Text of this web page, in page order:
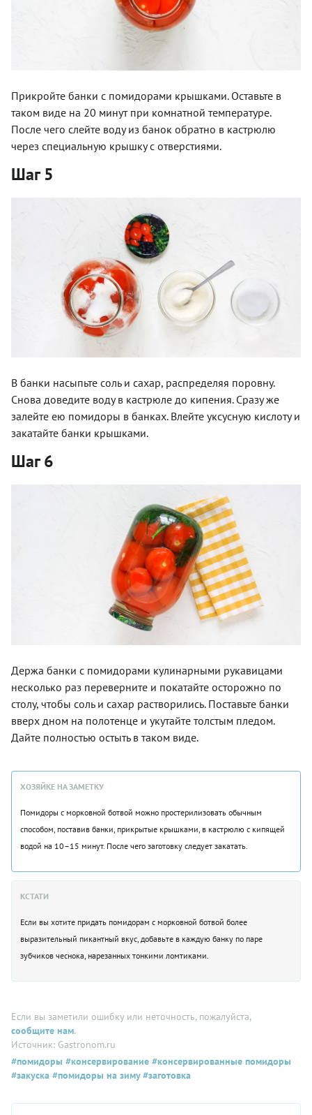
Прикройте банки с помидорами крышками. Оставьте в
таком виде на 20 минут при комнатной температуре.
После чего слейте воду из банок обратно в кастрюлю
через специальную крышку с отверстиями.
Шаг 5
В банки насыпьте соль и сахар, распределяя поровну.
Снова доведите воду в кастрюле до кипения. Сразу же
залейте ею помидоры в банках. Влейте уксусную кислоту и
закатайте банки крышками.
Шаг 6
Держа банки с помидорами кулинарными рукавицами
несколько раз переверните и покатайте осторожно по
столу, чтобы соль и сахар растворились. Поставьте банки
вверх дном на полотенце и укутайте толстым пледом.
Дайте полностью остыть в таком виде.
ХОЗЯЙКЕ НА ЗАМЕТКУ
Помидоры с морковной ботвой можно простерилизовать обычным
способом, поставив банки, прикрытые крышками, в кастрюлю с кипящей
водой на 10–15 минут. После чего заготовку следует закатать.
КСТАТИ
Если вы хотите придать помидорам с морковной ботвой более
выразительный пикантный вкус, добавьте в каждую банку по паре
зубчиков чеснока, нарезанных тонкими ломтиками.
Если вы заметили ошибку или неточность, пожалуйста,
сообщите нам.
Источник: Gastronom.ru
#помидоры #консервирование #консервированные помидоры
#закуска #помидоры на зиму#заготовка